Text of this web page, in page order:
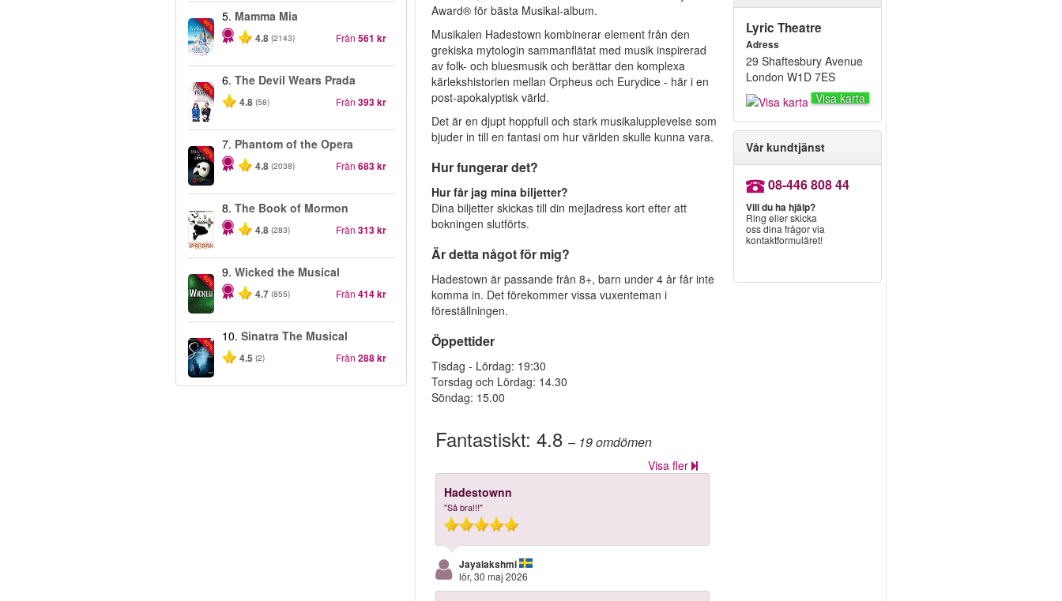
-40%
5. Mamma Mia
4.8 (2143) Från 561 kr
-50%
6. The Devil Wears Prada
4.8 (58) Från 393 kr
-20%
7. Phantom of the Opera
4.8 (2038) Från 683 kr
8. The Book of Mormon
4.8 (283) Från 313 kr
-50%
9. Wicked the Musical
4.7 (855) Från 414 kr
-40%
10. Sinatra The Musical
4.5 (2) Från 288 kr
Award® för bästa Musikal-album.
Musikalen Hadestown kombinerar element från den
grekiska mytologin sammanflätat med musik inspirerad
av folk- och bluesmusik och berättar den komplexa
kärlekshistorien mellan Orpheus och Eurydice - här i en
post-apokalyptisk värld.
Det är en djupt hoppfull och stark musikalupplevelse som
bjuder in till en fantasi om hur världen skulle kunna vara.
Hur fungerar det?
Hur får jag mina biljetter?
Dina biljetter skickas till din mejladress kort efter att
bokningen slutförts.
Är detta något för mig?
Hadestown är passande från 8+, barn under 4 år får inte
komma in. Det förekommer vissa vuxenteman i
föreställningen.
Öppettider
Tisdag - Lördag: 19:30
Torsdag och Lördag: 14.30
Söndag: 15.00
Fantastiskt:4.8– 19omdömen
Visa fler
Hadestownn
"Så bra!!!"
Jayalakshmi
lör, 30 maj 2026
Lyric Theatre
Adress
29 Shaftesbury Avenue
London W1D 7ES
Visa karta
Vår kundtjänst
08-446 808 44
Vill du ha hjälp?
Ring eller skicka
oss dina frågor via
kontaktformuläret!